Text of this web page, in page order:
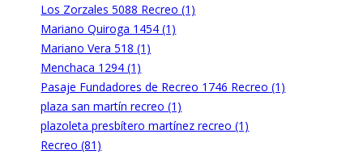
Los Zorzales 5088 Recreo (1)
Mariano Quiroga 1454 (1)
Mariano Vera 518 (1)
Menchaca 1294 (1)
Pasaje Fundadores de Recreo 1746 Recreo (1)
plaza san martín recreo (1)
plazoleta presbítero martínez recreo (1)
Recreo (81)